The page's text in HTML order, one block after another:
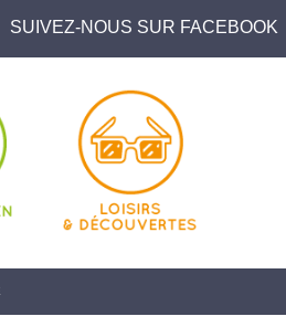
SUIVEZ-NOUS SUR FACEBOOK